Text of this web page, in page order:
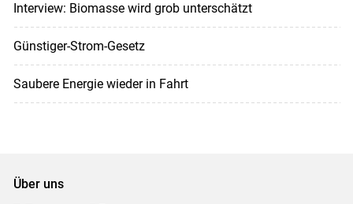
Interview: Biomasse wird grob unterschätzt
Günstiger-Strom-Gesetz
Saubere Energie wieder in Fahrt
Über uns